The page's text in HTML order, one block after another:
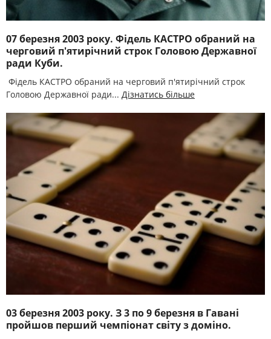
07 березня 2003 року. Фідель КАСТРО обраний на
черговий п'ятирічний строк Головою Державної
ради Куби.
Фідель КАСТРО обраний на черговий п'ятирічний строк
Головою Державної ради... Дізнатись більше
03 березня 2003 року. З 3 по 9 березня в Гавані
пройшов перший чемпіонат світу з доміно.